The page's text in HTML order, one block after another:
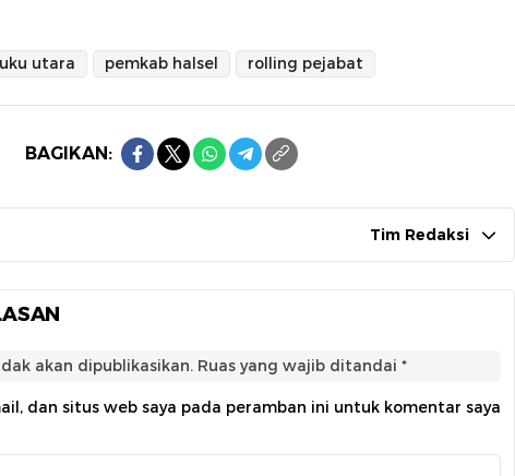
utara pemkab halsel rolling pejabat
BAGIKAN:
Tim Redaksi
akan dipublikasikan. Ruas yang wajib ditandai *
dan situs web saya pada peramban ini untuk komentar saya